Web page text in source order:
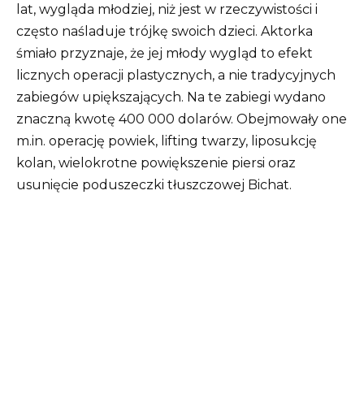
lat, wygląda młodziej, niż jest w rzeczywistości i
często naśladuje trójkę swoich dzieci. Aktorka
śmiało przyznaje, że jej młody wygląd to efekt
licznych operacji plastycznych, a nie tradycyjnych
zabiegów upiększających. Na te zabiegi wydano
znaczną kwotę 400 000 dolarów. Obejmowały one
m.in. operację powiek, lifting twarzy, liposukcję
kolan, wielokrotne powiększenie piersi oraz
usunięcie poduszeczki tłuszczowej Bichat.